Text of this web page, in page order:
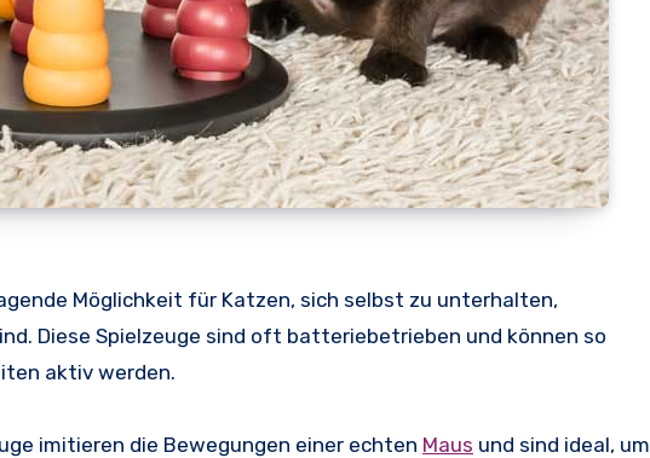
Möglichkeit für Katzen, sich selbst zu unterhalten,
Diese Spielzeuge sind oft batteriebetrieben und können so
aktiv werden.
imitieren die Bewegungen einer echten Maus und sind ideal, um